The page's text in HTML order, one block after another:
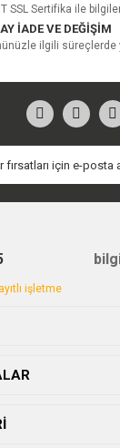
SSL Sertifika ile
İADE VE DEĞİŞİM
ilgili süreçlerde